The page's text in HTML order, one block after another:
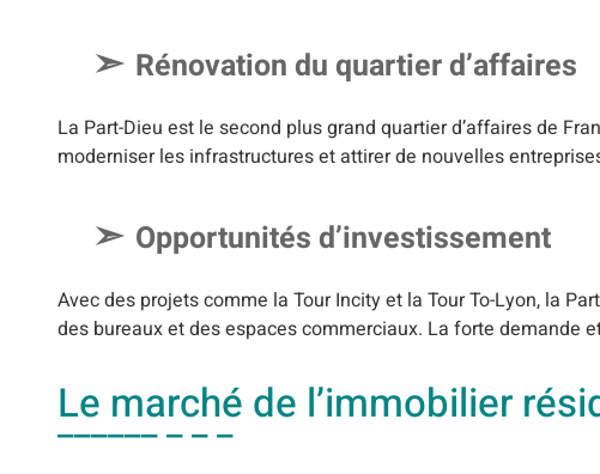
Rénovation du quartier d’affaires
La Part-Dieu est le second plus grand quartier d’affaires de
moderniser les infrastructures et attirer de nouvelles
Opportunités d’investissement
Avec des projets comme la Tour Incity et la Tour To-Lyon, la
des bureaux et des espaces commerciaux. La forte demande
Le marché de l’immobilier